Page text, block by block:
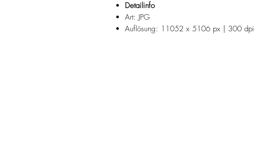
Detailinfo
Art: JPG
Auflösung: 11052 x 5106 px | 300 dpi